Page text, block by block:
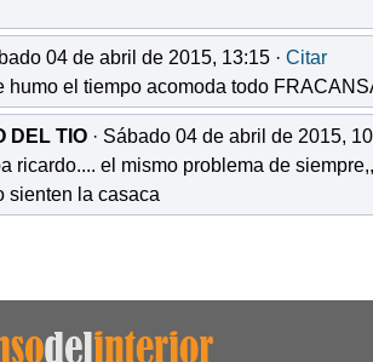
04 de abril de 2015, 13:15 · Citar
humo el tiempo acomoda todo
DEL TIO · Sábado 04 de abril de 2015,
ricardo.... el mismo problema de
sienten la casaca